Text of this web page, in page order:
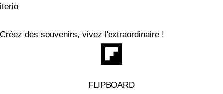
iterio
Créez des souvenirs, vivez l'extraordinaire !
FLIPBOARD